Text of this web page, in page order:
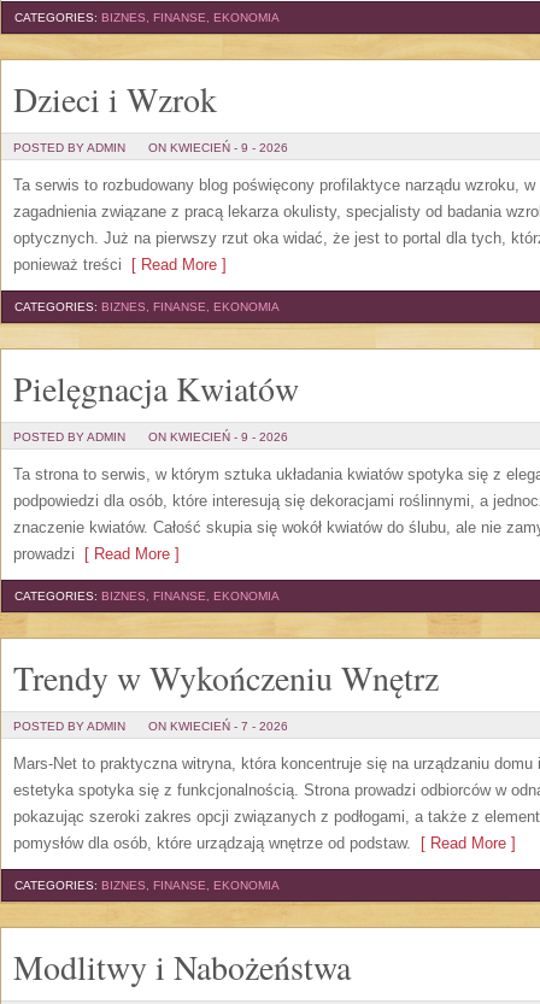
CATEGORIES: BIZNES, FINANSE, EKONOMIA
Dzieci i Wzrok
POSTED BY ADMIN ON KWIECIEŃ - 9 - 2026
Ta serwis to rozbudowany blog poświęcony profilaktyce narządu wzroku,
zagadnienia związane z pracą lekarza okulisty, specjalisty od badania
optycznych. Już na pierwszy rzut oka widać, że jest to portal dla tych,
ponieważ treści [ Read More ]
CATEGORIES: BIZNES, FINANSE, EKONOMIA
Pielęgnacja Kwiatów
POSTED BY ADMIN ON KWIECIEŃ - 9 - 2026
Ta strona to serwis, w którym sztuka układania kwiatów spotyka się z
podpowiedzi dla osób, które interesują się dekoracjami roślinnymi, a
znaczenie kwiatów. Całość skupia się wokół kwiatów do ślubu, ale nie
prowadzi [ Read More ]
CATEGORIES: BIZNES, FINANSE, EKONOMIA
Trendy w Wykończeniu Wnętrz
POSTED BY ADMIN ON KWIECIEŃ - 7 - 2026
Mars-Net to praktyczna witryna, która koncentruje się na urządzaniu
estetyka spotyka się z funkcjonalnością. Strona prowadzi odbiorców w
pokazując szeroki zakres opcji związanych z podłogami, a także z
pomysłów dla osób, które urządzają wnętrze od podstaw. [ Read More ]
CATEGORIES: BIZNES, FINANSE, EKONOMIA
Modlitwy i Nabożeństwa